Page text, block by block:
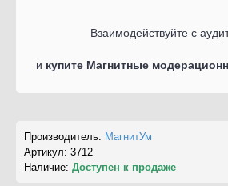
Взаимодействуйте с
и купите Магнитные
Производитель: МагнитУм
Артикул: 3712
Наличие: Доступен к продаже